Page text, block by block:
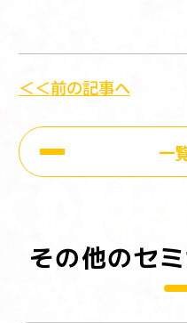
＜＜前の記事へ
一
その他のセ